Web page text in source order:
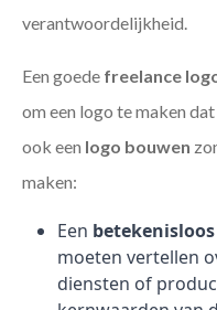
verantwoordelijkheid.
Een goede freelance
om een logo te maken
ook een logo bouwen
maken:
Een
moeten vertellen
diensten of